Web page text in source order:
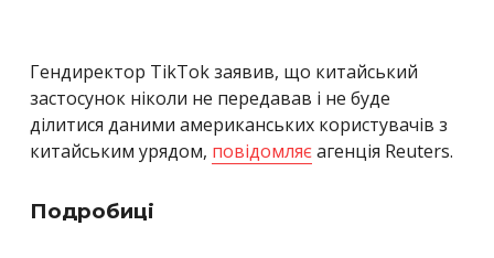
Гендиректор TikTok заявив, що китайський
застосунок ніколи не передавав і не буде
ділитися даними американських користувачів з
китайським урядом, повідомляєагенція Reuters.
Подробиці